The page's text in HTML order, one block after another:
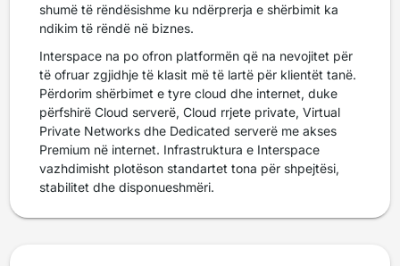
shumë të rëndësishme ku ndërprerja e shërbimit ka
ndikim të rëndë në biznes.
Interspace na po ofron platformën që na nevojitet për
të ofruar zgjidhje të klasit më të lartë për klientët tanë.
Përdorim shërbimet e tyre cloud dhe internet, duke
përfshirë Cloud serverë, Cloud rrjete private, Virtual
Private Networks dhe Dedicated serverë me akses
Premium në internet. Infrastruktura e Interspace
vazhdimisht plotëson standartet tona për shpejtësi,
stabilitet dhe disponueshmëri.